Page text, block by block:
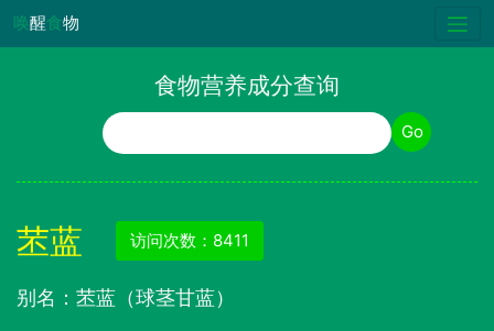
唤醒食物
食物营养成分查询
食物名称 Go
苤蓝 访问次数：8411
别名：苤蓝（球茎甘蓝）